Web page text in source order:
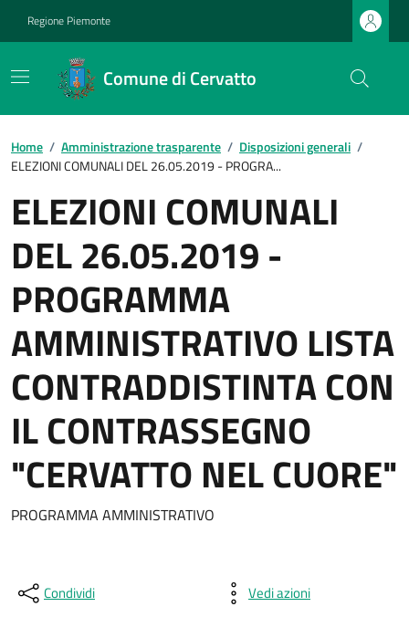
Regione Piemonte
Comune di Cervatto
Home / Amministrazione trasparente / Disposizioni generali /
ELEZIONI COMUNALI DEL 26.05.2019 - PROGRA...
ELEZIONI COMUNALI
DEL 26.05.2019 -
PROGRAMMA
AMMINISTRATIVO LISTA
CONTRADDISTINTA CON
IL CONTRASSEGNO
"CERVATTO NEL CUORE"
PROGRAMMA AMMINISTRATIVO
Condividi Vedi azioni